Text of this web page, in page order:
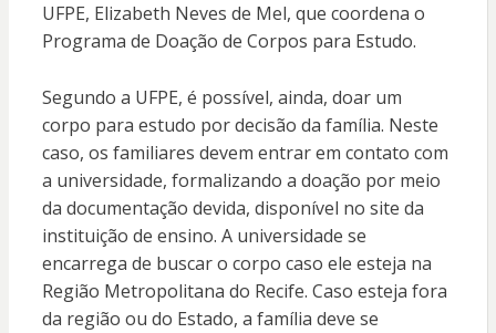
UFPE, Elizabeth Neves de Mel, que coordena o
Programa de Doação de Corpos para Estudo.
Segundo a UFPE, é possível, ainda, doar um
corpo para estudo por decisão da família. Neste
caso, os familiares devem entrar em contato com
a universidade, formalizando a doação por meio
da documentação devida, disponível no site da
instituição de ensino. A universidade se
encarrega de buscar o corpo caso ele esteja na
Região Metropolitana do Recife. Caso esteja fora
da região ou do Estado, a família deve se